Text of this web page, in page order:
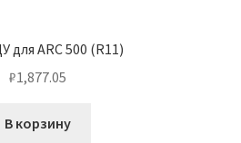
для ARC 500 (R11)
₽1,877.05
В корзину